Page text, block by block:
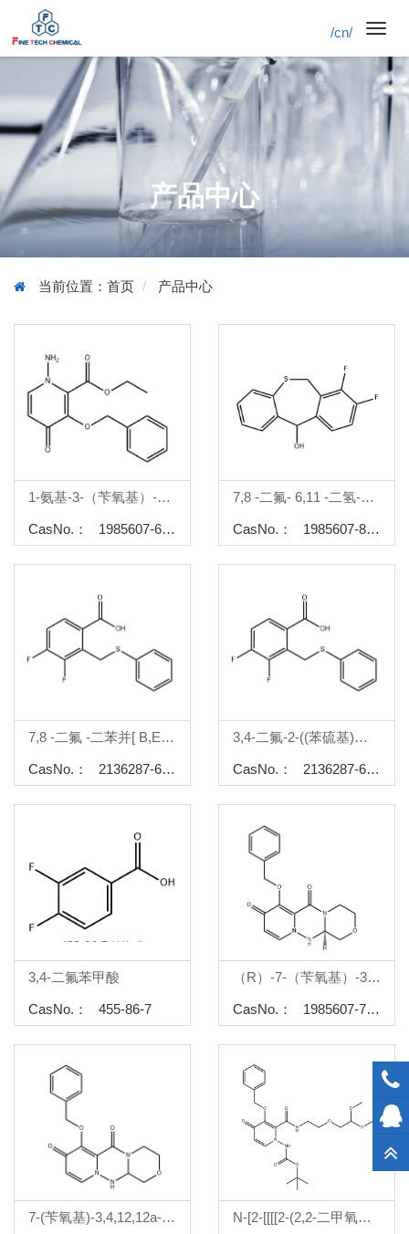
/cn/
产品中心
当前位置： 首页 产品中心
1-氨基-3-（苄氧基）-4-氧代-1,4-二氢吡啶-2-羧酸甲酯
CasNo.： 1985607-66-6
7,8 -二氟- 6,11 -二氢-二苯并[ B,E ]噻吩并- 11 -醇
CasNo.： 1985607-83-7
7,8 -二氟 -二苯并[ B,E ]噻吩并-11(6H)-酮
CasNo.： 2136287-66-4
3,4-二氟-2-((苯硫基)甲基)苯甲酸
CasNo.： 2136287-65-3
3,4-二氟苯甲酸
CasNo.： 455-86-7
（R）-7-（苄氧基）-3,4,12,12a-四氢-1H- [1,4]恶嗪[3,4-c]吡啶并[2,1-f] [1,2,4] - 三嗪-6,8-二酮
CasNo.： 1985607-70-2
7-(苄氧基)-3,4,12,12a-四氢-1H-[1,4]噁嗪[3,4-c]吡啶并[2,1-f][1,2,4]三嗪-6,8二酮 N-[2-[[[[2-(2,2-二甲氧基乙氧基)乙基]氨基]羰基]-4-氧代-3-(苯基甲氧基)-1(4H)-吡啶基]-氨基甲酸1,1-二甲基乙基酯